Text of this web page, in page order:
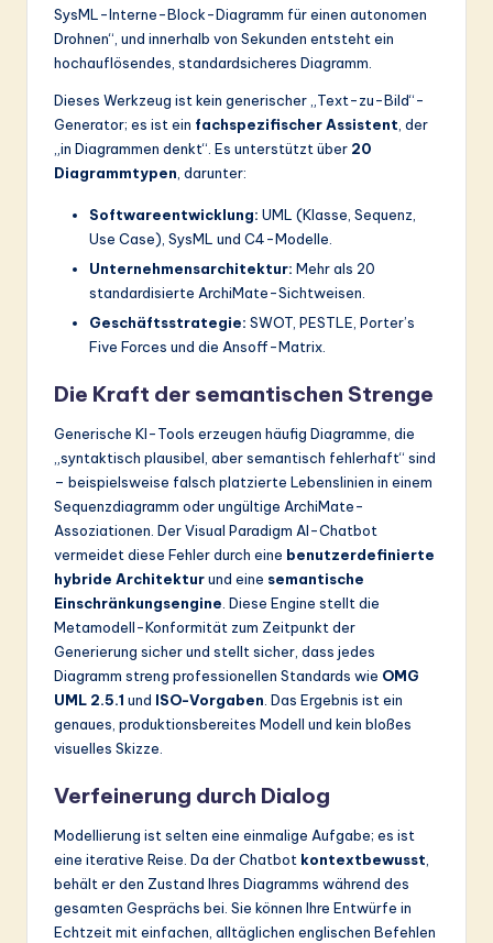
SysML-Interne-Block-Diagramm für einen autonomen
Drohnen“, und innerhalb von Sekunden entsteht ein
hochauflösendes, standardsicheres Diagramm.
Dieses Werkzeug ist kein generischer „Text-zu-Bild“-
Generator; es ist ein fachspezifischer Assistent , der
„in Diagrammen denkt“. Es unterstützt über 20
Diagrammtypen , darunter:
Softwareentwicklung: UML (Klasse, Sequenz,
Use Case), SysML und C4-Modelle.
Unternehmensarchitektur: Mehr als 20
standardisierte ArchiMate-Sichtweisen.
Geschäftsstrategie: SWOT, PESTLE, Porter’s
Five Forces und die Ansoff-Matrix.
Die Kraft der semantischen Strenge
Generische KI-Tools erzeugen häufig Diagramme, die
„syntaktisch plausibel, aber semantisch fehlerhaft“ sind
– beispielsweise falsch platzierte Lebenslinien in einem
Sequenzdiagramm oder ungültige ArchiMate-
Assoziationen. Der Visual Paradigm AI-Chatbot
vermeidet diese Fehler durch eine benutzerdefinierte
hybride Architekturund eine semantische
Einschränkungsengine. Diese Engine stellt die
Metamodell-Konformität zum Zeitpunkt der
Generierung sicher und stellt sicher, dass jedes
Diagramm streng professionellen Standards wie OMG
UML 2.5.1 und ISO-Vorgaben. Das Ergebnis ist ein
genaues, produktionsbereites Modell und kein bloßes
visuelles Skizze.
Verfeinerung durch Dialog
Modellierung ist selten eine einmalige Aufgabe; es ist
eine iterative Reise. Da der Chatbot kontextbewusst,
behält er den Zustand Ihres Diagramms während des
gesamten Gesprächs bei. Sie können Ihre Entwürfe in
Echtzeit mit einfachen, alltäglichen englischen Befehlen